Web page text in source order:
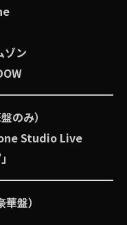
ゾン
のみ）
Studio Live
盤）